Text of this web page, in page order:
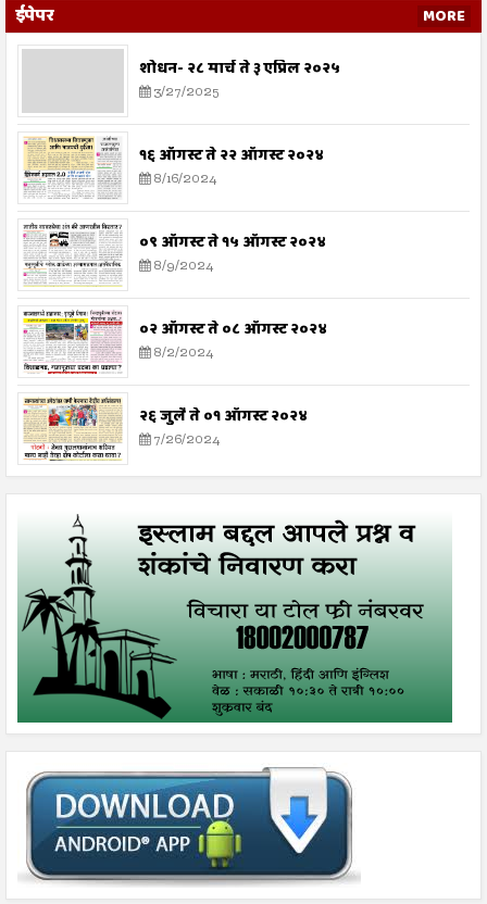
ईपेपर MORE
शोधन- २८ मार्च ते ३ एप्रिल २०२५
3/27/2025
१६ ऑगस्ट ते २२ ऑगस्ट २०२४
8/16/2024
०९ ऑगस्ट ते १५ ऑगस्ट २०२४
8/9/2024
०२ ऑगस्ट ते ०८ ऑगस्ट २०२४
8/2/2024
२६ जुलै ते ०१ ऑगस्ट २०२४
7/26/2024